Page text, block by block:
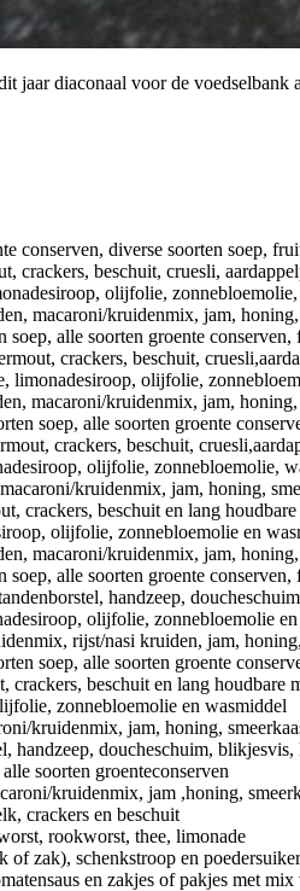
jaar diaconaal voor de
conserven, diverse soorten soep,
crackers, beschuit, cruesli,
olijfolie, zonnebloemolie,
macaroni/kruidenmix, jam, honing,
soep, alle soorten groente
crackers, beschuit,
limonadesiroop, olijfolie,
macaroni/kruidenmix, jam, honing,
soep, alle soorten groente
crackers, beschuit,
olijfolie, zonnebloemolie,
kruidenmix, jam, honing,
crackers, beschuit en lang
olijfolie, zonnebloemolie en
macaroni/kruidenmix, jam, honing,
soep, alle soorten groente
handzeep,
olijfolie, zonnebloemolie
rijst/nasi kruiden, jam,
soep, alle soorten groente
crackers, beschuit en lang houdbare
zonnebloemolie en wasmiddel
kruidenmix, jam, honing,
handzeep, doucheschuim,
soorten groenteconserven
kruidenmix, jam ,honing,
crackers en beschuit
rookworst, thee, limonade
of zak), schenkstroop en poedersuiker
en zakjes of pakjes met mix